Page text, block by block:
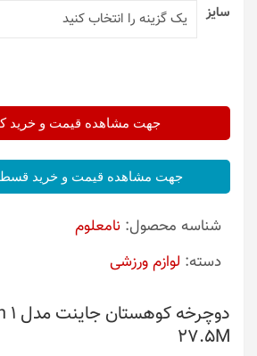
سایز
جهت مشاهده قیمت و خرید
جهت مشاهده قیمت و خرید
شناسه محصول: نامعلوم
دسته: لوازم ورزشی
27.5M